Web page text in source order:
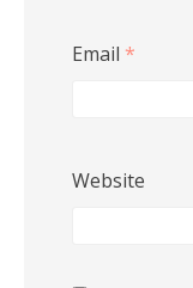
Email *
Website